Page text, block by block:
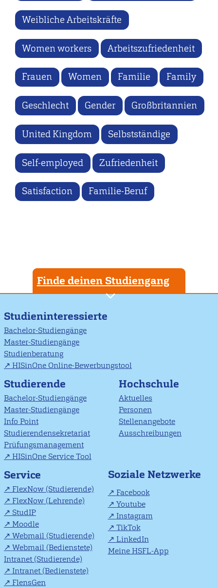
Weibliche Arbeitskräfte
Women workers Arbeitszufriedenheit
Frauen Women Familie Family
Geschlecht Gender Großbritannien
United Kingdom Selbstständige
Self-employed Zufriedenheit
Satisfaction Familie-Beruf
Finde deinen Studiengang
Studieninteressierte
Bachelor-Studiengänge
Master-Studiengänge
Studienberatung
HISinOne Online-Bewerbungstool
Studierende
Bachelor-Studiengänge
Master-Studiengänge
Info Point
Studierendensekretariat
Prüfungsmanagement
HISinOne Service Tool
Hochschule
Aktuelles
Personen
Stellenangebote
Ausschreibungen
Service
FlexNow (Studierende)
FlexNow (Lehrende)
StudIP
Moodle
Webmail (Studierende)
Webmail (Bedienstete)
Intranet (Studierende)
Intranet (Bedienstete)
FlensGen
Soziale Netzwerke
Facebook
Youtube
Instagram
TikTok
LinkedIn
Meine HSFL-App